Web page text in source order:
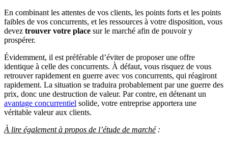
En combinant les attentes de vos clients, les points forts et les points
faibles de vos concurrents, et les ressources à votre disposition, vous
devez trouver votre place sur le marché afin de pouvoir y
prospérer.
Évidemment, il est préférable d’éviter de proposer une offre
identique à celle des concurrents. À défaut, vous risquez de vous
retrouver rapidement en guerre avec vos concurrents, qui réagiront
rapidement. La situation se traduira probablement par une guerre des
prix, donc une destruction de valeur. Par contre, en détenant un
avantage concurrentiel solide, votre entreprise apportera une
véritable valeur aux clients.
À lire également à propos de l’étude de marché: